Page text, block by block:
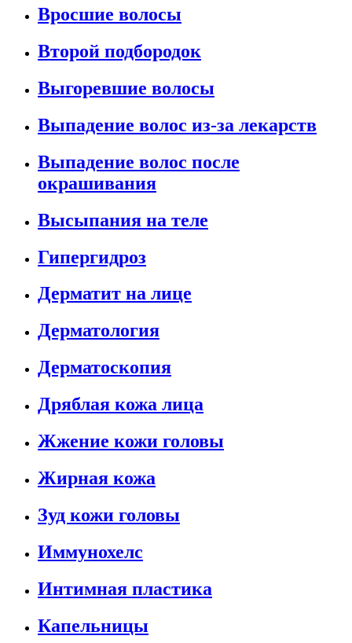
Вросшие волосы
Второй подбородок
Выгоревшие волосы
Выпадение волос из-за лекарств
Выпадение волос после
окрашивания
Высыпания на теле
Гипергидроз
Дерматит на лице
Дерматология
Дерматоскопия
Дряблая кожа лица
Жжение кожи головы
Жирная кожа
Зуд кожи головы
Иммунохелс
Интимная пластика
Капельницы